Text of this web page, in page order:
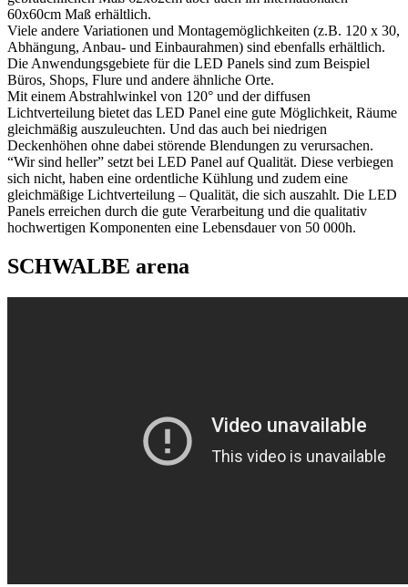
60x60cm Maß erhältlich.
Viele andere Variationen und Montagemöglichkeiten (z.B. 120 x 30,
Abhängung, Anbau- und Einbaurahmen) sind ebenfalls erhältlich.
Die Anwendungsgebiete für die LED Panels sind zum Beispiel
Büros, Shops, Flure und andere ähnliche Orte.
Mit einem Abstrahlwinkel von 120° und der diffusen
Lichtverteilung bietet das LED Panel eine gute Möglichkeit, Räume
gleichmäßig auszuleuchten. Und das auch bei niedrigen
Deckenhöhen ohne dabei störende Blendungen zu verursachen.
“Wir sind heller” setzt bei LED Panel auf Qualität. Diese verbiegen
sich nicht, haben eine ordentliche Kühlung und zudem eine
gleichmäßige Lichtverteilung – Qualität, die sich auszahlt. Die LED
Panels erreichen durch die gute Verarbeitung und die qualitativ
hochwertigen Komponenten eine Lebensdauer von 50 000h.
SCHWALBE arena